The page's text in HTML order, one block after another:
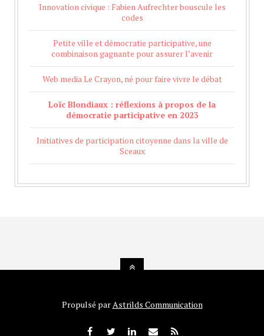
Innovation civique : Fabien Aufrechter bouscule les
codes
Petite ville et démocratie participative, une
combinaison gagnante pour assurer l’avenir
Web media Le Crayon, né pour faire vivre le débat
Loïc Blondiaux : réflexions à propos de la
démocratie participative en 2023
Initiatives de participation citoyenne dans la ville de
Sceaux
Propulsé par Astrilds Communication